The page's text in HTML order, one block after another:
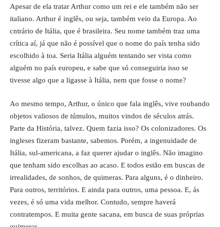
Apesar de ela tratar Arthur como um rei e ele também não ser
italiano. Arthur é inglês, ou seja, também veio da Europa. Ao
cntrário de Itália, que é brasileira. Seu nome também traz uma
crítica aí, já que não é possível que o nome do país tenha sido
escolhido à toa. Seria Itália alguém tentando ser vista como
alguém no país europeu, e sabe que só conseguiria isso se
tivesse algo que a ligasse à Itália, nem que fosse o nome?
Ao mesmo tempo, Arthur, o único que fala inglês, vive roubando
objetos valiosos de túmulos, muitos vindos de séculos atrás.
Parte da História, talvez. Quem fazia isso? Os colonizadores. Os
ingleses fizeram bastante, sabemos. Porém, a ingenuidade de
Itália, sul-americana, a faz querer ajudar o inglês. Não imagino
que tenham sido escolhas ao acaso. E todos estão em buscas de
irrealidades, de sonhos, de quimeras. Para alguns, é o dinheiro.
Para outros, territórios. E ainda para outros, uma pessoa. E, ás
vezes, é só uma vida melhor. Contudo, sempre haverá
contratempos. E muita gente sacana, em busca de suas próprias